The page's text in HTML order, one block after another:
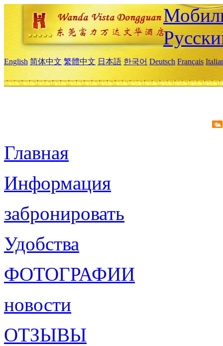
English 简体中文 繁體中文 日本語 한국어 Deutsch Français
Главная
Информация
забронировать
Удобства
ФОТОГРАФИИ
новости
ОТЗЫВЫ